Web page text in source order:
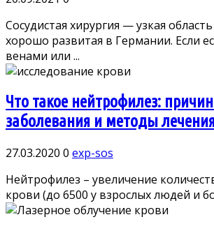
Сосудистая хирургия — узкая
хорошо развитая в Германии. Если
венами или ...
Что такое нейтрофилез:
заболевания и методы
27.03.2020 0 exp-sos
Нейтрофилез – увеличение
крови (до 6500 у взрослых людей и